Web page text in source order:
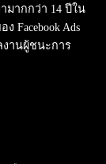
ากกว่า 14 ปีใน
ง Facebook Ads
งานผู้ชนะการ